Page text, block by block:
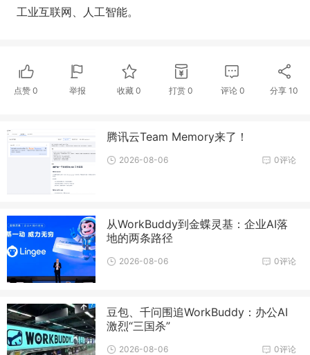
工业互联网、人工智能。
点赞 0 举报 收藏0 打赏 0 评论 0 分享10
腾讯云Team Memory来了！
0评论
2026-08-06
从WorkBuddy到金蝶灵基：企业AI落
地的两条路径
0评论
2026-08-06
豆包、千问围追WorkBuddy：办公AI
激烈“三国杀”
0评论
2026-08-06